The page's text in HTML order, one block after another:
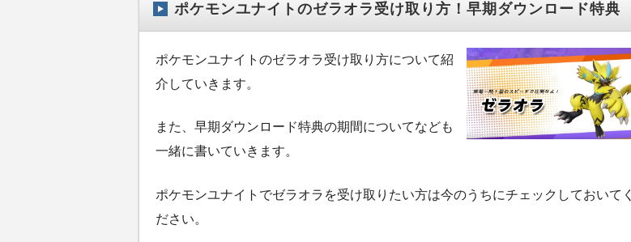
ポケモンユナイトのゼラオラ受け取り方！早期ダウンロード特典
ポケモンユナイトのゼラオラ受け取り方について紹
介していきます。
また、早期ダウンロード特典の期間についてなども
一緒に書いていきます。
ポケモンユナイトでゼラオラを受け取りたい方は今のうちにチェックしておいてく
ださい。